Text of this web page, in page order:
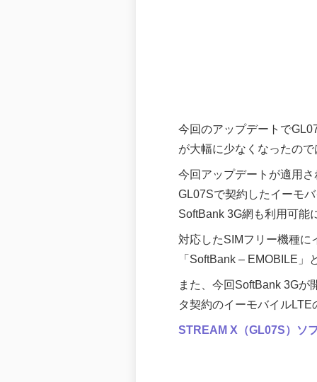
今回のアップデートで
が大幅に少なくなったので
今回アップデートが適用
GL07Sで契約したイーモ
SoftBank 3G網も利用可能
対応したSIMフリー機種
「SoftBank – EMOBILE」
また、今回SoftBank 3Gが
タ契約のイーモバイルLTE
STREAM X（GL07S）ソ